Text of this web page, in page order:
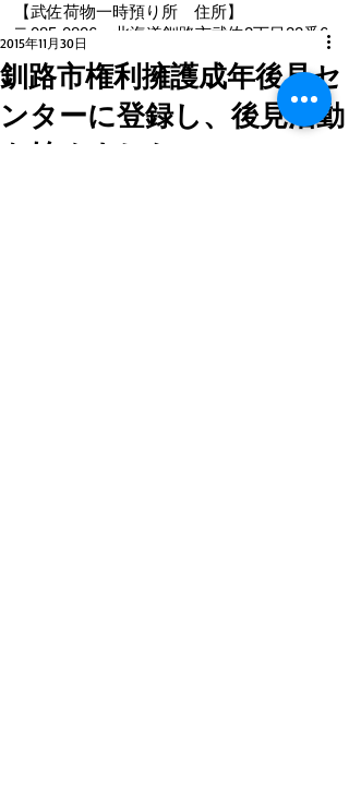
【武佐荷物一時預り所 住所】
〒085-0806 北海道釧路市武佐2丁目22番6
【電 話・FAX】 ０１５４－３５－０９８７
【メール】 eigan@ab.auone-net.jp
【営業時間】 ９：００～１８：００
釧路市権利擁護成年後見セ
ンターに登録し、後見活動
を始めました。
2015年11月30日